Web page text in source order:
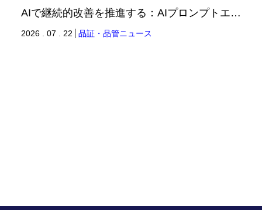
AIで継続的改善を推進する：AIプロンプトエンジニアリングへの品質思考の適用-2（品証品管ニュース）
2026 . 07 . 22 品証・品管ニュース